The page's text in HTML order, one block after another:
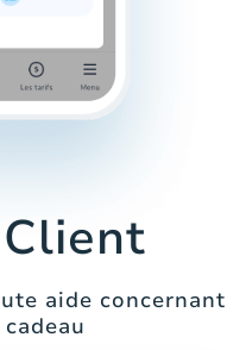
aide concernant